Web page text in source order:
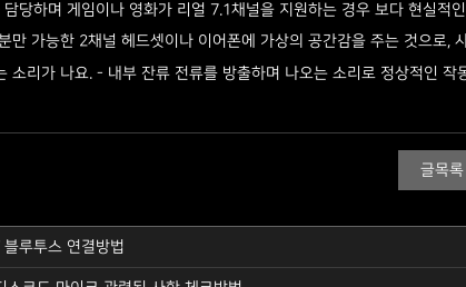
당하며 게임이나 영화가 리얼 7.1채널을 지원하는 경우 ​보다 현실적
만 가능한 2채널 헤드셋이나 이어폰에 가상의 공간감을 주는 것으로,
소리가 나요. - 내부 잔류 전류를 방출하며 나오는 소리로 정상적인 작
글목록
루투스 연결방법